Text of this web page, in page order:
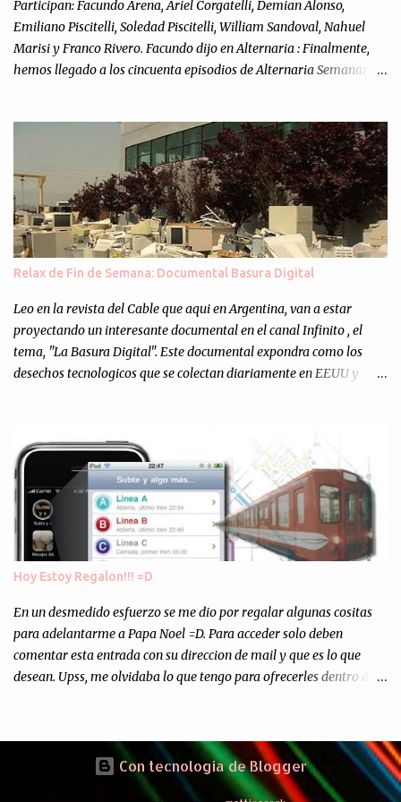
Participan: Facundo Arena, Ariel Corgatelli, Demian Alonso,
Emiliano Piscitelli, Soledad Piscitelli, William Sandoval, Nahuel
Marisi y Franco Rivero. Facundo dijo en Alternaria : Finalmente,
hemos llegado a los cincuenta episodios de Alternaria Semanario.
nuestra propia óptica: un punto de vista independiente e
informal.Para festejarlo, se nos ocurrió que estemos todos juntos; y
cuando digo "todos" me refiero a toda la gente que alguna vez
participó en el semanario como panelista, y a ustedes. Por eso se
nos ocurrió la idea de emitir video en vivo. La tarea no fué facil,
hubo que coordinar horarios, preparar el estudio, configurar
muchos programejos y hacer muchas pruebas. ¿El resultado?
Totalmente inesperado. Mas de 200 personas en vivo
escuchándonos y viendo como grabamos el semanario es, para mi
personalmente, un éxito y un logro sin precedentes. Sinceram...
Relax de Fin de Semana: Documental Basura Digital
Leo en la revista del Cable que aqui en Argentina, van a estar
proyectando un interesante documental en el canal Infinito , el
tema, "La Basura Digital". Este documental expondra como los
desechos tecnologicos que se colectan diariamente en EEUU y
Asi, todos los residuos sonincinerados produciendo lo que los
ambientalistas llaman "La Pesadilla de la Edad Cibernetica". La
transmision es el Domingo 2 de diciembre a las 21:00 hs. Me
parecio muy interesante, no creo que lo pueda ver por la hora, asi
que los comentarios los dejo en sus manos...
Hoy Estoy Regalon!!! =D
En un desmedido esfuerzo se me dio por regalar algunas cositas
para adelantarme a Papa Noel =D. Para acceder solo deben
comentar esta entrada con su direccion de mail y que es lo que
desean. Upss, me olvidaba lo que tengo para ofrecerles dentro de
del Sr. Angel Traversi de AMT Desarrollos * 7 Invitaciones para
Google Wave , si bien ya son muchas las que estan dando vueltas,
nunca estan de mas. (*) Sobre Subtes y Algo Mas : La forma más
Con tecnología de Blogger